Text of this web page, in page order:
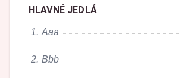
HLAVNÉ JEDLÁ
1. Aaa
2. Bbb